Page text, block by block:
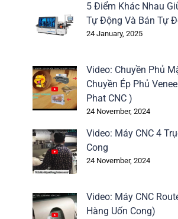
5 Điểm Khác Nhau
Tự Động Và Bán Tự
24 January, 2025
Video: Chuyền Phủ
Chuyền Ép Phủ
Phat CNC )
24 November, 2024
Video: Máy CNC 4
Cong
24 November, 2024
Video: Máy CNC
Hàng Uốn Cong)